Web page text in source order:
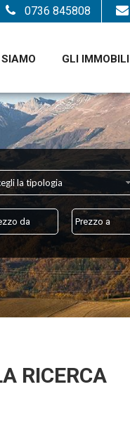
GLI IMMOBILI
0736 845808
la tipologia
RICERCA